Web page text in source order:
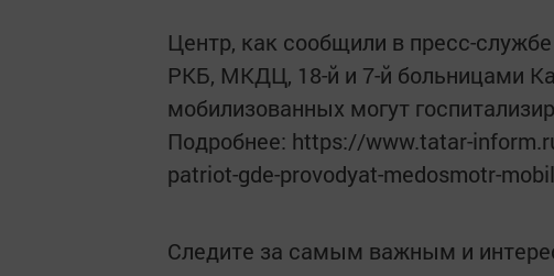
Центр, как сообщили в пресс-
РКБ, МКДЦ, 18-й и 7-й больницами
мобилизованных могут
Подробнее: https://www.tatar-
patriot-gde-provodyat-medosmotr-
Следите за самым важным и